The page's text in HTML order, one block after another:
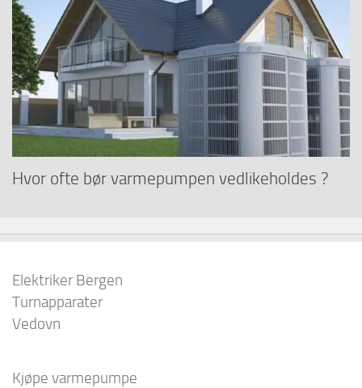
Hvor ofte bør varmepumpen vedlikeholdes ?
Elektriker Bergen
Turnapparater
Vedovn
Kjøpe varmepumpe